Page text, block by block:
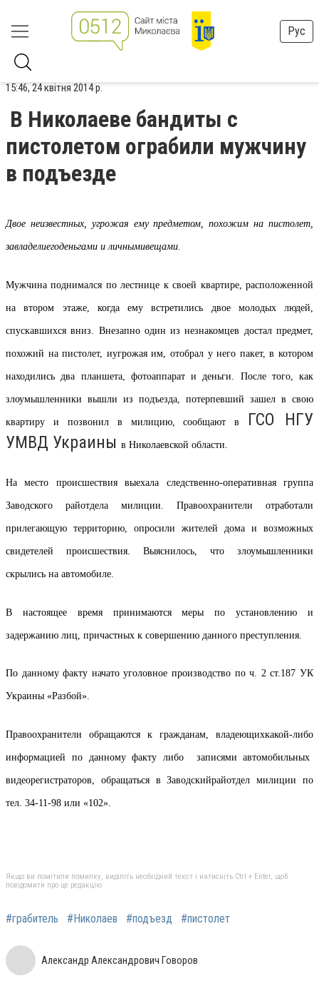
Рус
15:46, 24 квітня 2014 р.
В Николаеве бандиты с
пистолетом ограбили мужчину
в подъезде
Двое неизвестных, угрожая ему предметом, похожим на пистолет,
завладелиегоденьгами иличнымивещами.
Мужчина поднимался по лестнице к своей квартире, расположенной
на втором этаже, когда ему встретились двое молодых людей,
спускавшихся вниз. Внезапно один из незнакомцев достал предмет,
похожий на пистолет, иугрожая им, отобрал у него пакет, в котором
находились два планшета, фотоаппарат и деньги. После того, как
злоумышленники вышли из подъезда, потерпевший зашел в свою
квартиру и позвонил в милицию, сообщают в
ГСО НГУ
УМВД Украины в Николаевской области.
На место происшествия выехала следственно-оперативная группа
Заводского райотдела милиции. Правоохранители отработали
прилегающую территорию, опросили жителей дома и возможных
свидетелей происшествия. Выяснилось, что злоумышленники
скрылись на автомобиле.
В настоящее время принимаются меры по установлению и
задержанию лиц, причастных к совершению данного преступления.
По данному факту начато уголовное производство поч. 2 ст.187 УК
Украины «Разбой».
Правоохранители обращаются к гражданам, владеющихкакой-либо
информацией по данному факту либо записями автомобильных
видеорегистраторов , обращаться вЗаводскийрайотдел милиции по
тел. 34-11-98 или «102».
Якщо ви помітили помилку, виділіть необхідний текст і натисніть Ctrl + Enter, щоб
повідомити про це редакцію
#грабитель #Николаев #подъезд #пистолет
Александр Александрович Говоров